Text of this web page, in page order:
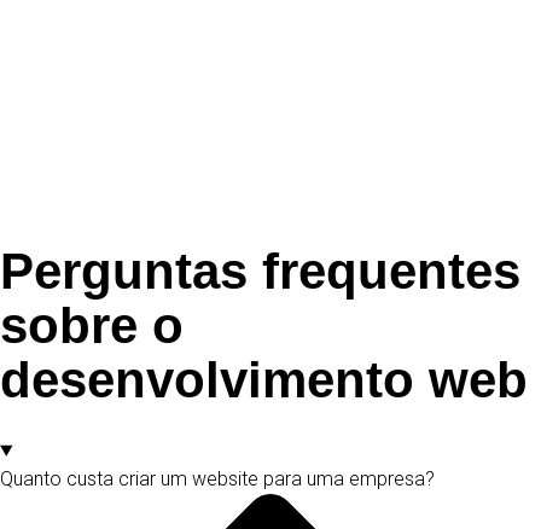
Perguntas frequentes
sobre o
desenvolvimento web
Quanto custa criar um website para uma empresa?